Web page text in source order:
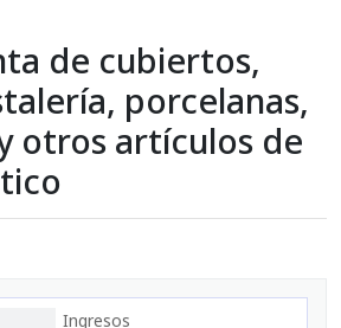
de cubiertos,
porcelanas,
otros artículos de
Ingresos